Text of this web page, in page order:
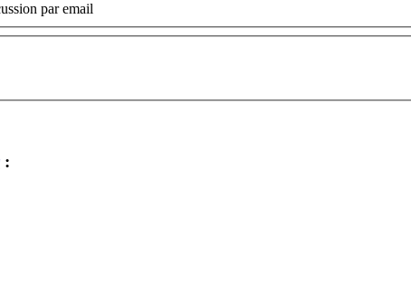
par email
: